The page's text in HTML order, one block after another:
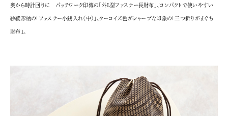
奥から時計回りに パッチワーク印傳の「外L型ファスナー長財布」、コンパクトで使いやすい
紗綾形柄の「ファスナー小銭入れ（中）」、ターコイズ色がシャープな印象の「三つ折りがまぐち
財布」。